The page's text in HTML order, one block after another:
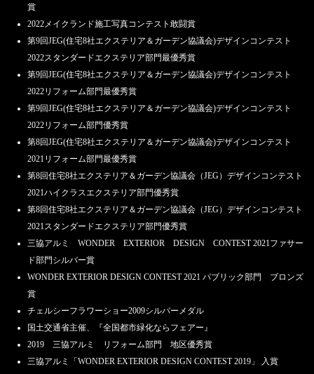
賞
2022メイクランド施工写真コンテスト敢闘賞
第9回JEG(住宅8社エクステリア＆ガーデン協議会)デザインコンテスト
2022スタンダードエクステリア部門最優秀賞
第9回JEG(住宅8社エクステリア＆ガーデン協議会)デザインコンテスト
2022リフォーム部門最優秀賞
第9回JEG(住宅8社エクステリア＆ガーデン協議会)デザインコンテスト
2022リフォーム部門優秀賞
第8回JEG(住宅8社エクステリア＆ガーデン協議会)デザインコンテスト
2021リフォーム部門最優秀賞
第8回住宅8社エクステリア＆ガーデン協議会（JEG）デザインコンテスト
2021ハイクラスエクステリア部門優秀賞
第8回住宅8社エクステリア＆ガーデン協議会（JEG）デザインコンテスト
2021スタンダードエクステリア部門優秀賞
三協アルミ WONDER EXTERIOR DESIGN CONTEST 2021ファサー
ド部門シルバー賞
WONDER EXTERIOR DESIGN CONTEST 2021 パブリック部門 ブロンズ
賞
チェルシーフラワーショー2009シルバーメダル
国土交通省主催、『全国都市緑化ならフェアー』
2019 三協アルミ リフォーム部門 地区優秀賞
三協アルミ「WONDER EXTERIOR DESIGN CONTEST 2019」 入賞